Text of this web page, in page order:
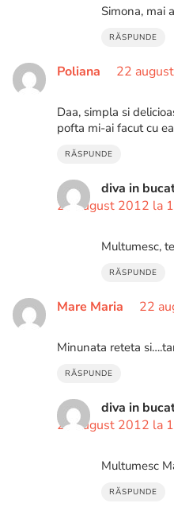
Simona, mai
RĂSPUNDE
Poliana 22
Daa, simpla si
pofta mi-ai facut cu
RĂSPUNDE
diva in
22 august 2012 la
Multumesc,
RĂSPUNDE
Mare Maria 22
Minunata reteta
RĂSPUNDE
diva in
22 august 2012 la
Multumesc
RĂSPUNDE